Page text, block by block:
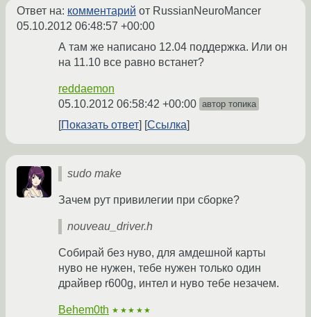
Ответ на: комментарий от RussianNeuroMancer
05.10.2012 06:48:57 +00:00
А там же написано 12.04 поддержка. Или он
на 11.10 все равно встанет?
reddaemon
05.10.2012 06:58:42 +00:00 автор топика
Показать ответ Ссылка
sudo make
Зачем рут привилегии при сборке?
nouveau_driver.h
Собирай без нуво, для амдешной карты
нуво не нужен, тебе нужен только один
драйвер r600g, интел и нуво тебе незачем.
Behem0th ★★★★★